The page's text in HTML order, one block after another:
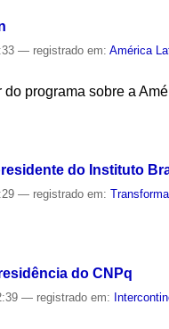
— registrado em:América
programa sobre a
do Instituto
— registrado em:
do CNPq
— registrado em: